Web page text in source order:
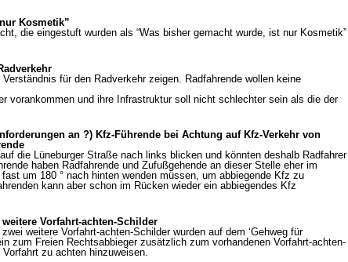
Kosmetik”
die eingestuft wurden als “Was bisher gemacht wurde, ist nur Kosmetik”
für den Radverkehr zeigen. Radfahrende wollen keine
vorankommen und ihre Infrastruktur soll nicht schlechter sein als die der
an ?) Kfz-Führende bei Achtung auf Kfz-Verkehr von
die Lüneburger Straße nach links blicken und könnten deshalb Radfahrer
haben Radfahrende und Zufußgehende an dieser Stelle eher im
um 180 ° nach hinten wenden müssen, um abbiegende Kfz zu
kann aber schon im Rücken wieder ein abbiegendes Kfz
Vorfahrt-achten-Schilder
weitere Vorfahrt-achten-Schilder wurden auf dem ‘Gehweg für
zum Freien Rechtsabbieger zusätzlich zum vorhandenen Vorfahrt-achten-
zu achten hinzuweisen.